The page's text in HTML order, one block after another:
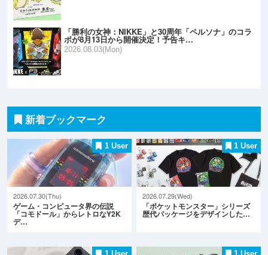
「勝利の女神：NIKKE」と30周年「ペルソナ」のコラ
ボが8月13日から開催決定！予告キ…
2026.08.03(Mon)
新着ブックマーク
1 User
2026.07.30(Thu)
ゲーム・コンピュータ界の伝説
「コモドール」からレトロなY2K
デ…
1 User
2026.07.29(Wed)
「ポケットモンスター」シリーズ
歴代パッケージをデザインした…